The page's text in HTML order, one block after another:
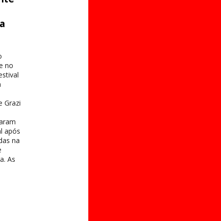
no
Grazi
após
na
As